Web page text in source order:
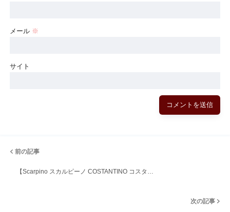
メール ※
サイト
前の記事
【Scarpino スカルピーノ COSTANTINO コスタ…
次の記事